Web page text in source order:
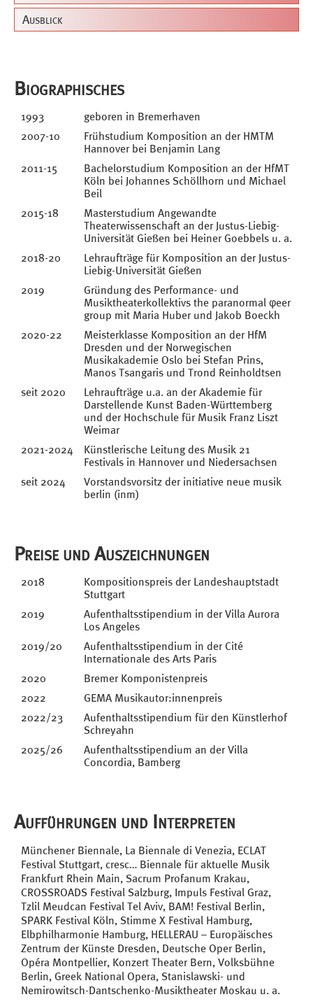
Ausblick
Biographisches
1993
geboren in Bremerhaven
2007-10
Frühstudium Komposition an der HMTM
Hannover bei Benjamin Lang
2011-15
Bachelorstudium Komposition an der HfMT
Köln bei Johannes Schöllhorn und Michael
Beil
2015-18
Masterstudium Angewandte
Theaterwissenschaft an der Justus-Liebig-
Universität Gießen bei Heiner Goebbels u. a.
2018-20
Lehraufträge für Komposition an der Justus-
Liebig-Universität Gießen
2019
Gründung des Performance- und
Musiktheaterkollektivs the paranormal φeer
group mit Maria Huber und Jakob Boeckh
2020-22
Meisterklasse Komposition an der HfM
Dresden und der Norwegischen
Musikakademie Oslo bei Stefan Prins,
Manos Tsangaris und Trond Reinholdtsen
seit 2020
Lehraufträge u.a. an der Akademie für
Darstellende Kunst Baden-Württemberg
und der Hochschule für Musik Franz Liszt
Weimar
2021-2024
Künstlerische Leitung des Musik 21
Festivals in Hannover und Niedersachsen
seit 2024
Vorstandsvorsitz der initiative neue musik
berlin (inm)
Preise und Auszeichnungen
2018
Kompositionspreis der Landeshauptstadt
Stuttgart
2019
Aufenthaltsstipendium in der Villa Aurora
Los Angeles
2019/20
Aufenthaltsstipendium in der Cité
Internationale des Arts Paris
2020
Bremer Komponistenpreis
2022
GEMA Musikautor:innenpreis
2022/23
Aufenthaltsstipendium für den Künstlerhof
Schreyahn
2025/26
Aufenthaltsstipendium an der Villa
Concordia, Bamberg
Aufführungen und Interpreten
Münchener Biennale, La Biennale di Venezia, ECLAT
Festival Stuttgart, cresc… Biennale für aktuelle Musik
Frankfurt Rhein Main, Sacrum Profanum Krakau,
CROSSROADS Festival Salzburg, Impuls Festival Graz,
Tzlil Meudcan Festival Tel Aviv, BAM! Festival Berlin,
SPARK Festival Köln, Stimme X Festival Hamburg,
Elbphilharmonie Hamburg, HELLERAU – Europäisches
Zentrum der Künste Dresden, Deutsche Oper Berlin,
Opéra Montpellier, Konzert Theater Bern, Volksbühne
Berlin, Greek National Opera, Stanislawski- und
Nemirowitsch-Dantschenko-Musiktheater Moskau u. a.